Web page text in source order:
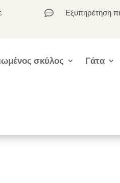
 Εξυπηρέτηση
σκύλος Γάτα